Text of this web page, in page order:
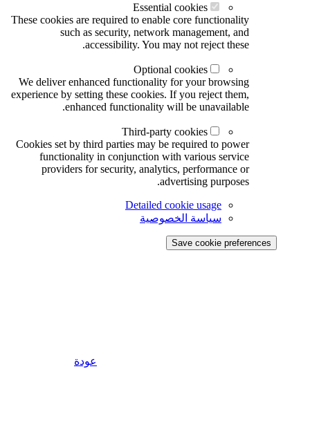
Essential cookies
These cookies are required to enable core functionality
such as security, network management, and
accessibility. You may not reject these.
Optional cookies
We deliver enhanced functionality for your browsing
experience by setting these cookies. If you reject them,
enhanced functionality will be unavailable.
Third-party cookies
Cookies set by third parties may be required to power
functionality in conjunction with various service
providers for security, analytics, performance or
advertising purposes.
Detailed cookie usage
سياسة الخصوصية
Save cookie preferences
عودة